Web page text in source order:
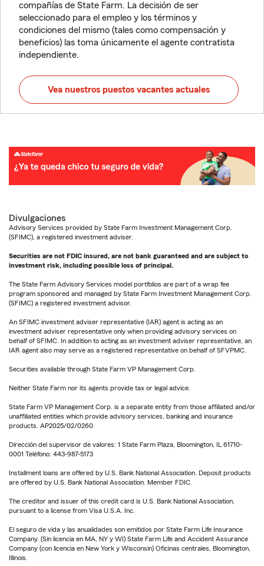
compañías de State Farm. La decisión de ser
seleccionado para el empleo y los términos y
condiciones del mismo (tales como compensación y
beneficios) las toma únicamente el agente contratista
independiente.
Vea nuestros puestos vacantes actuales
Divulgaciones
Advisory Services provided by State Farm Investment Management Corp.
(SFIMC), a registered investment adviser.
Securities are not FDIC insured, are not bank guaranteed and are subject to
investment risk, including possible loss of principal.
The State Farm Advisory Services model portfolios are part of a wrap fee
program sponsored and managed by State Farm Investment Management Corp.
(SFIMC) a registered investment advisor.
An SFIMC investment adviser representative (IAR) agent is acting as an
investment adviser representative only when providing advisory services on
behalf of SFIMC. In addition to acting as an investment adviser representative, an
IAR agent also may serve as a registered representative on behalf of SFVPMC.
Securities available through State Farm VP Management Corp.
Neither State Farm nor its agents provide tax or legal advice.
State Farm VP Management Corp. is a separate entity from those affiliated and/or
unaffiliated entities which provide advisory services, banking and insurance
products. AP2025/02/0260
Dirección del supervisor de valores: 1 State Farm Plaza, Bloomington, IL 61710-
0001 Teléfono: 443-987-5173
Installment loans are offered by U.S. Bank National Association. Deposit products
are offered by U.S. Bank National Association. Member FDIC.
The creditor and issuer of this credit card is U.S. Bank National Association,
pursuant to a license from Visa U.S.A. Inc.
El seguro de vida y las anualidades son emitidos por State Farm Life Insurance
Company. (Sin licencia en MA, NY y WI) State Farm Life and Accident Assurance
Company (con licencia en New York y Wisconsin) Oficinas centrales, Bloomington,
Illinois.